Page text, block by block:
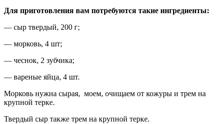
Для приготовления вам потребуются такие ингредиенты:
— сыр твердый, 200 г;
— морковь, 4 шт;
— чеснок, 2 зубчика;
— вареные яйца, 4 шт.
Морковь нужна сырая, моем, очищаем от кожуры и трем на
крупной терке.
Твердый сыр также трем на крупной терке.